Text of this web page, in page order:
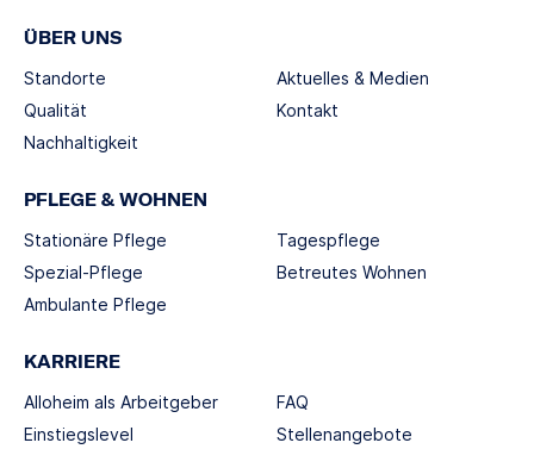
ÜBER UNS
Standorte
Qualität
Nachhaltigkeit
Aktuelles & Medien
Kontakt
PFLEGE & WOHNEN
Stationäre Pflege
Spezial-Pflege
Ambulante Pflege
Tagespflege
Betreutes Wohnen
KARRIERE
Alloheim als Arbeitgeber
Einstiegslevel
FAQ
Stellenangebote